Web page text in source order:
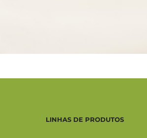
LINHAS DE PRODUTOS